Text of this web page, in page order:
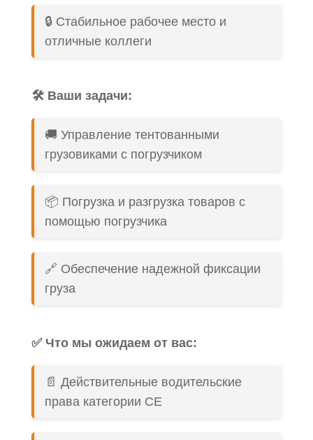
🔒 Стабильное рабочее место и
отличные коллеги
🛠️ Ваши задачи:
🚚 Управление тентованными
грузовиками с погрузчиком
📦 Погрузка и разгрузка товаров с
помощью погрузчика
🔗 Обеспечение надежной фиксации
груза
✅ Что мы ожидаем от вас:
📄 Действительные водительские
права категории CE